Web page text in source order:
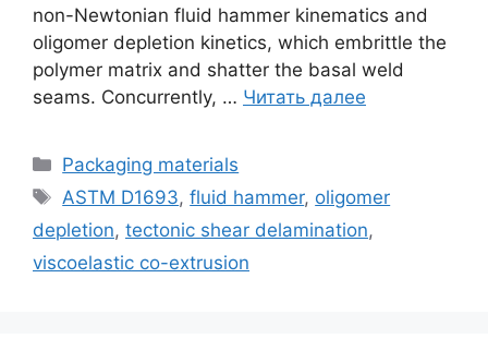
non-Newtonian fluid hammer kinematics and
oligomer depletion kinetics, which embrittle the
polymer matrix and shatter the basal weld
seams. Concurrently, … Читать далее
Рубрики
Packaging materials
Метки
ASTM D1693,fluid hammer, oligomer
depletion, tectonic shear delamination,
viscoelastic co-extrusion